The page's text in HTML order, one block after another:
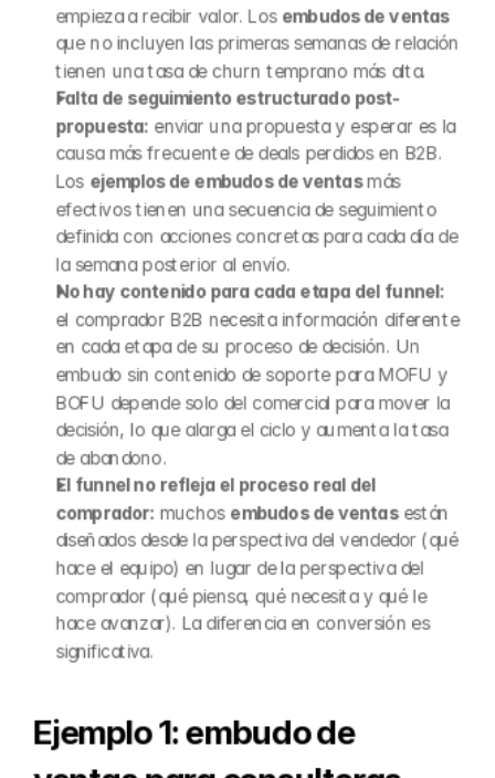
empieza a recibir valor. Los embudos de ventas
que no incluyen las primeras semanas de relación
tienen una tasa de churn temprano más alta.
Falta de seguimiento estructurado post-
propuesta: enviar una propuesta y esperar es la
causa más frecuente de deals perdidos en B2B.
Los ejemplos de embudos de ventas más
efectivos tienen una secuencia de seguimiento
definida con acciones concretas para cada día de
la semana posterior al envío.
No hay contenido para cada etapa del funnel:
el comprador B2B necesita información diferente
en cada etapa de su proceso de decisión. Un
embudo sin contenido de soporte para MOFU y
BOFU depende solo del comercial para mover la
decisión, lo que alarga el ciclo y aumenta la tasa
de abandono.
El funnel no refleja el proceso real del
comprador: muchos embudos de ventas están
diseñados desde la perspectiva del vendedor (qué
hace el equipo) en lugar de la perspectiva del
comprador (qué piensa, qué necesita y qué le
hace avanzar). La diferencia en conversión es
significativa.
Ejemplo 1: embudo de